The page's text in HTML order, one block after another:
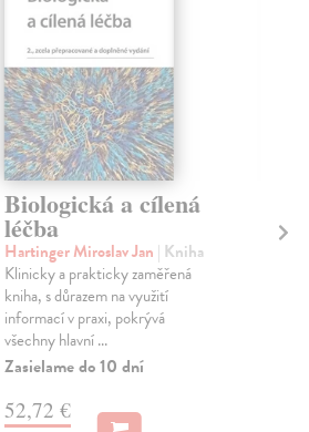
Biologická a cílená
léčba
Hartinger Miroslav Jan | Kniha
Klinicky a prakticky zaměřená
kniha, s důrazem na využití
informací v praxi, pokrývá
všechny hlavní ...
Zasielame do 10 dní
52,72 €